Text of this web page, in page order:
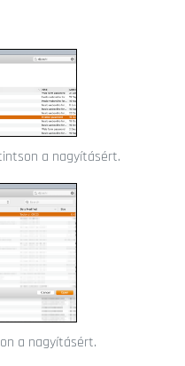
a nagyításért.
a nagyításért.